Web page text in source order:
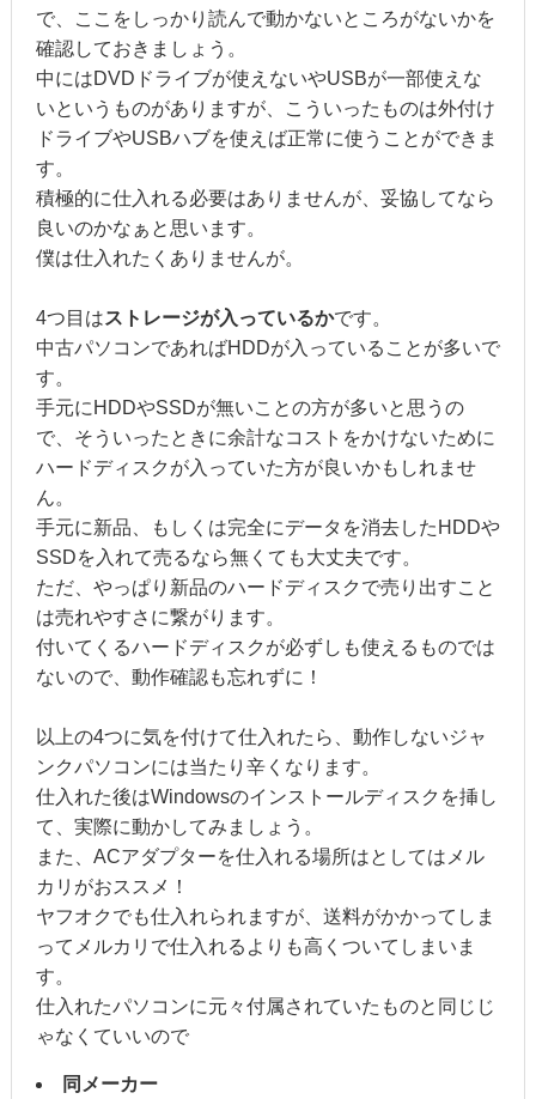
で、ここをしっかり読んで動かないところがないかを
確認しておきましょう。
中にはDVDドライブが使えないやUSBが一部使えな
いというものがありますが、こういったものは外付け
ドライブやUSBハブを使えば正常に使うことができま
す。
積極的に仕入れる必要はありませんが、妥協してなら
良いのかなぁと思います。
僕は仕入れたくありませんが。
4つ目はストレージが入っているかです。
中古パソコンであればHDDが入っていることが多いで
す。
手元にHDDやSSDが無いことの方が多いと思うの
で、そういったときに余計なコストをかけないために
ハードディスクが入っていた方が良いかもしれませ
ん。
手元に新品、もしくは完全にデータを消去したHDDや
SSDを入れて売るなら無くても大丈夫です。
ただ、やっぱり新品のハードディスクで売り出すこと
は売れやすさに繋がります。
付いてくるハードディスクが必ずしも使えるものでは
ないので、動作確認も忘れずに！
以上の4つに気を付けて仕入れたら、動作しないジャ
ンクパソコンには当たり辛くなります。
仕入れた後はWindowsのインストールディスクを挿し
て、実際に動かしてみましょう。
また、ACアダプターを仕入れる場所はとしてはメル
カリがおススメ！
ヤフオクでも仕入れられますが、送料がかかってしま
ってメルカリで仕入れるよりも高くついてしまいま
す。
仕入れたパソコンに元々付属されていたものと同じじ
ゃなくていいので
同メーカー